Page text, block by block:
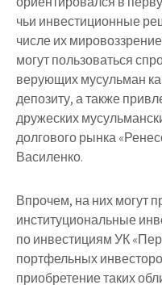
чьи инвестиционные
числе их
могут пользоваться
верующих мусульман
депозиту, а также
дружеских
долгового рынка
Василенко.
Впрочем, на них могут
институциональные
по инвестициям УК
портфельных
приобретение таких